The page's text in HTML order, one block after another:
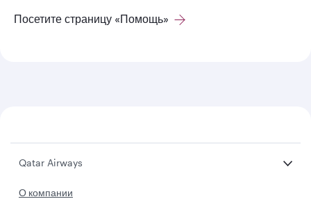
Посетите страницу «Помощь»
Qatar Airways
О компании